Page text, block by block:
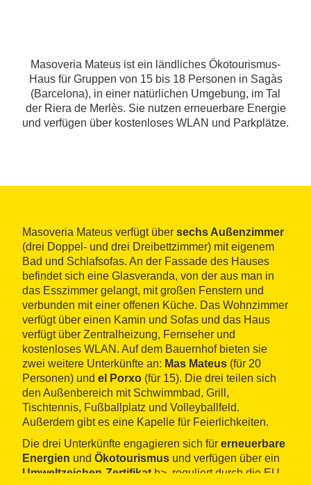
Masoveria Mateus ist ein ländliches Ökotourismus-
Haus für Gruppen von 15 bis 18 Personen in Sagàs
(Barcelona), in einer natürlichen Umgebung, im Tal
der Riera de Merlès. Sie nutzen erneuerbare Energie
und verfügen über kostenloses WLAN und Parkplätze.
Masoveria Mateus verfügt über sechs Außenzimmer
(drei Doppel- und drei Dreibettzimmer) mit eigenem
Bad und Schlafsofas. An der Fassade des Hauses
befindet sich eine Glasveranda, von der aus man in
das Esszimmer gelangt, mit großen Fenstern und
verbunden mit einer offenen Küche. Das Wohnzimmer
verfügt über einen Kamin und Sofas und das Haus
verfügt über Zentralheizung, Fernseher und
kostenloses WLAN. Auf dem Bauernhof bieten sie
zwei weitere Unterkünfte an: Mas Mateus (für 20
Personen) und el Porxo (für 15). Die drei teilen sich
den Außenbereich mit Schwimmbad, Grill,
Tischtennis, Fußballplatz und Volleyballfeld.
Außerdem gibt es eine Kapelle für Feierlichkeiten.
Die drei Unterkünfte engagieren sich für erneuerbare
Energien und Ökotourismus und verfügen über ein
Umweltzeichen-Zertifikat b>, reguliert durch die EU.